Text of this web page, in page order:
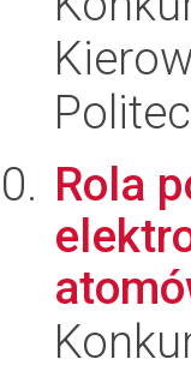
Rola